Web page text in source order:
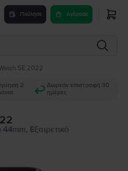
Πούλησε Αγόρασε
SE 2022
2
Δωρεάν επιστροφή 30
ημέρες
Εξαιρετικό